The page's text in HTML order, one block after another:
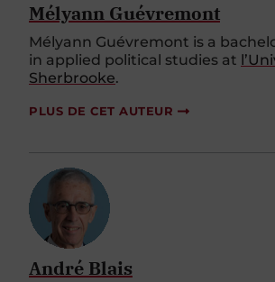
Mélyann Guévremont
Mélyann Guévremont is a
in applied political studies at
Sherbrooke.
PLUS DE CET AUTEUR
André Blais